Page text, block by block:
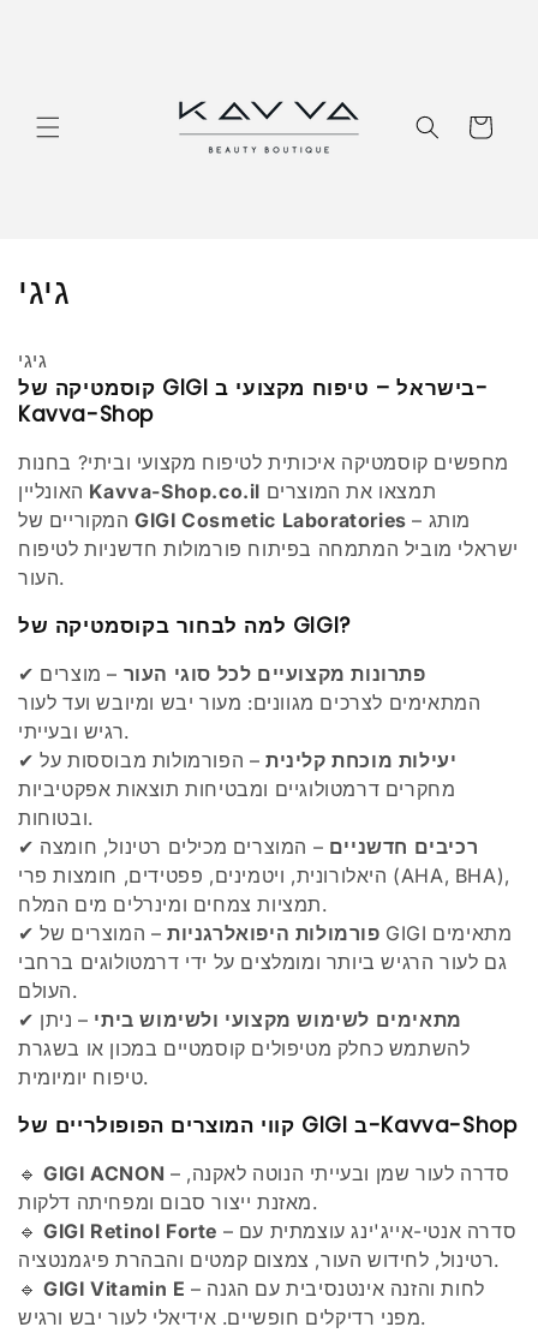
סַל
גְ
יָ
ה
:
גיגי
גיגי
קוסמטיקה של GIGI בישראל – טיפוח מקצועי ב-
Kavva-Shop
מחפשים קוסמטיקה איכותית לטיפוח מקצועי וביתי? בחנות
Kavva-Shop.co.il
המקוריים שלGIGI Cosmetic Laboratories – מותג
ישראלי מוביל המתמחה בפיתוח פורמולות חדשניות לטיפוח
העור.
למה לבחור בקוסמטיקה של GIGI?
✔ פתרונות מקצועיים לכל סוגי העור – מוצרים
המתאימים לצרכים מגוונים: מעור יבש ומיובש ועד לעור
רגיש ובעייתי.
✔
יעילות מוכחת קלינית– הפורמולות מבוססות על
מחקרים דרמטולוגיים ומבטיחות תוצאות אפקטיביות
ובטוחות.
✔
רכיבים חדשניים – המוצרים מכילים רטינול, חומצה
היאלורונית, ויטמינים, פפטידים, חומצות פרי (AHA, BHA),
תמציות צמחים ומינרלים מים המלח.
✔
פורמולות היפואלרגניות– המוצרים של GIGI מתאימים
גם לעור הרגיש ביותר ומומלצים על ידי דרמטולוגים ברחבי
העולם.
✔
מתאימים לשימוש מקצועי ולשימוש ביתי – ניתן
להשתמש כחלק מטיפולים קוסמטיים במכון או בשגרת
טיפוח יומיומית.
קווי המוצרים הפופולריים של GIGI ב-Kavva-Shop
🔹GIGI ACNON – סדרה לעור שמן ובעייתי הנוטה לאקנה,
מאזנת ייצור סבום ומפחיתה דלקות.
🔹GIGI Retinol Forte – סדרה אנטי-אייג'ינג עוצמתית עם
רטינול, לחידוש העור, צמצום קמטים והבהרת פיגמנטציה.
🔹GIGI Vitamin E – לחות והזנה אינטנסיבית עם הגנה
מפני רדיקלים חופשיים. אידיאלי לעור יבש ורגיש.